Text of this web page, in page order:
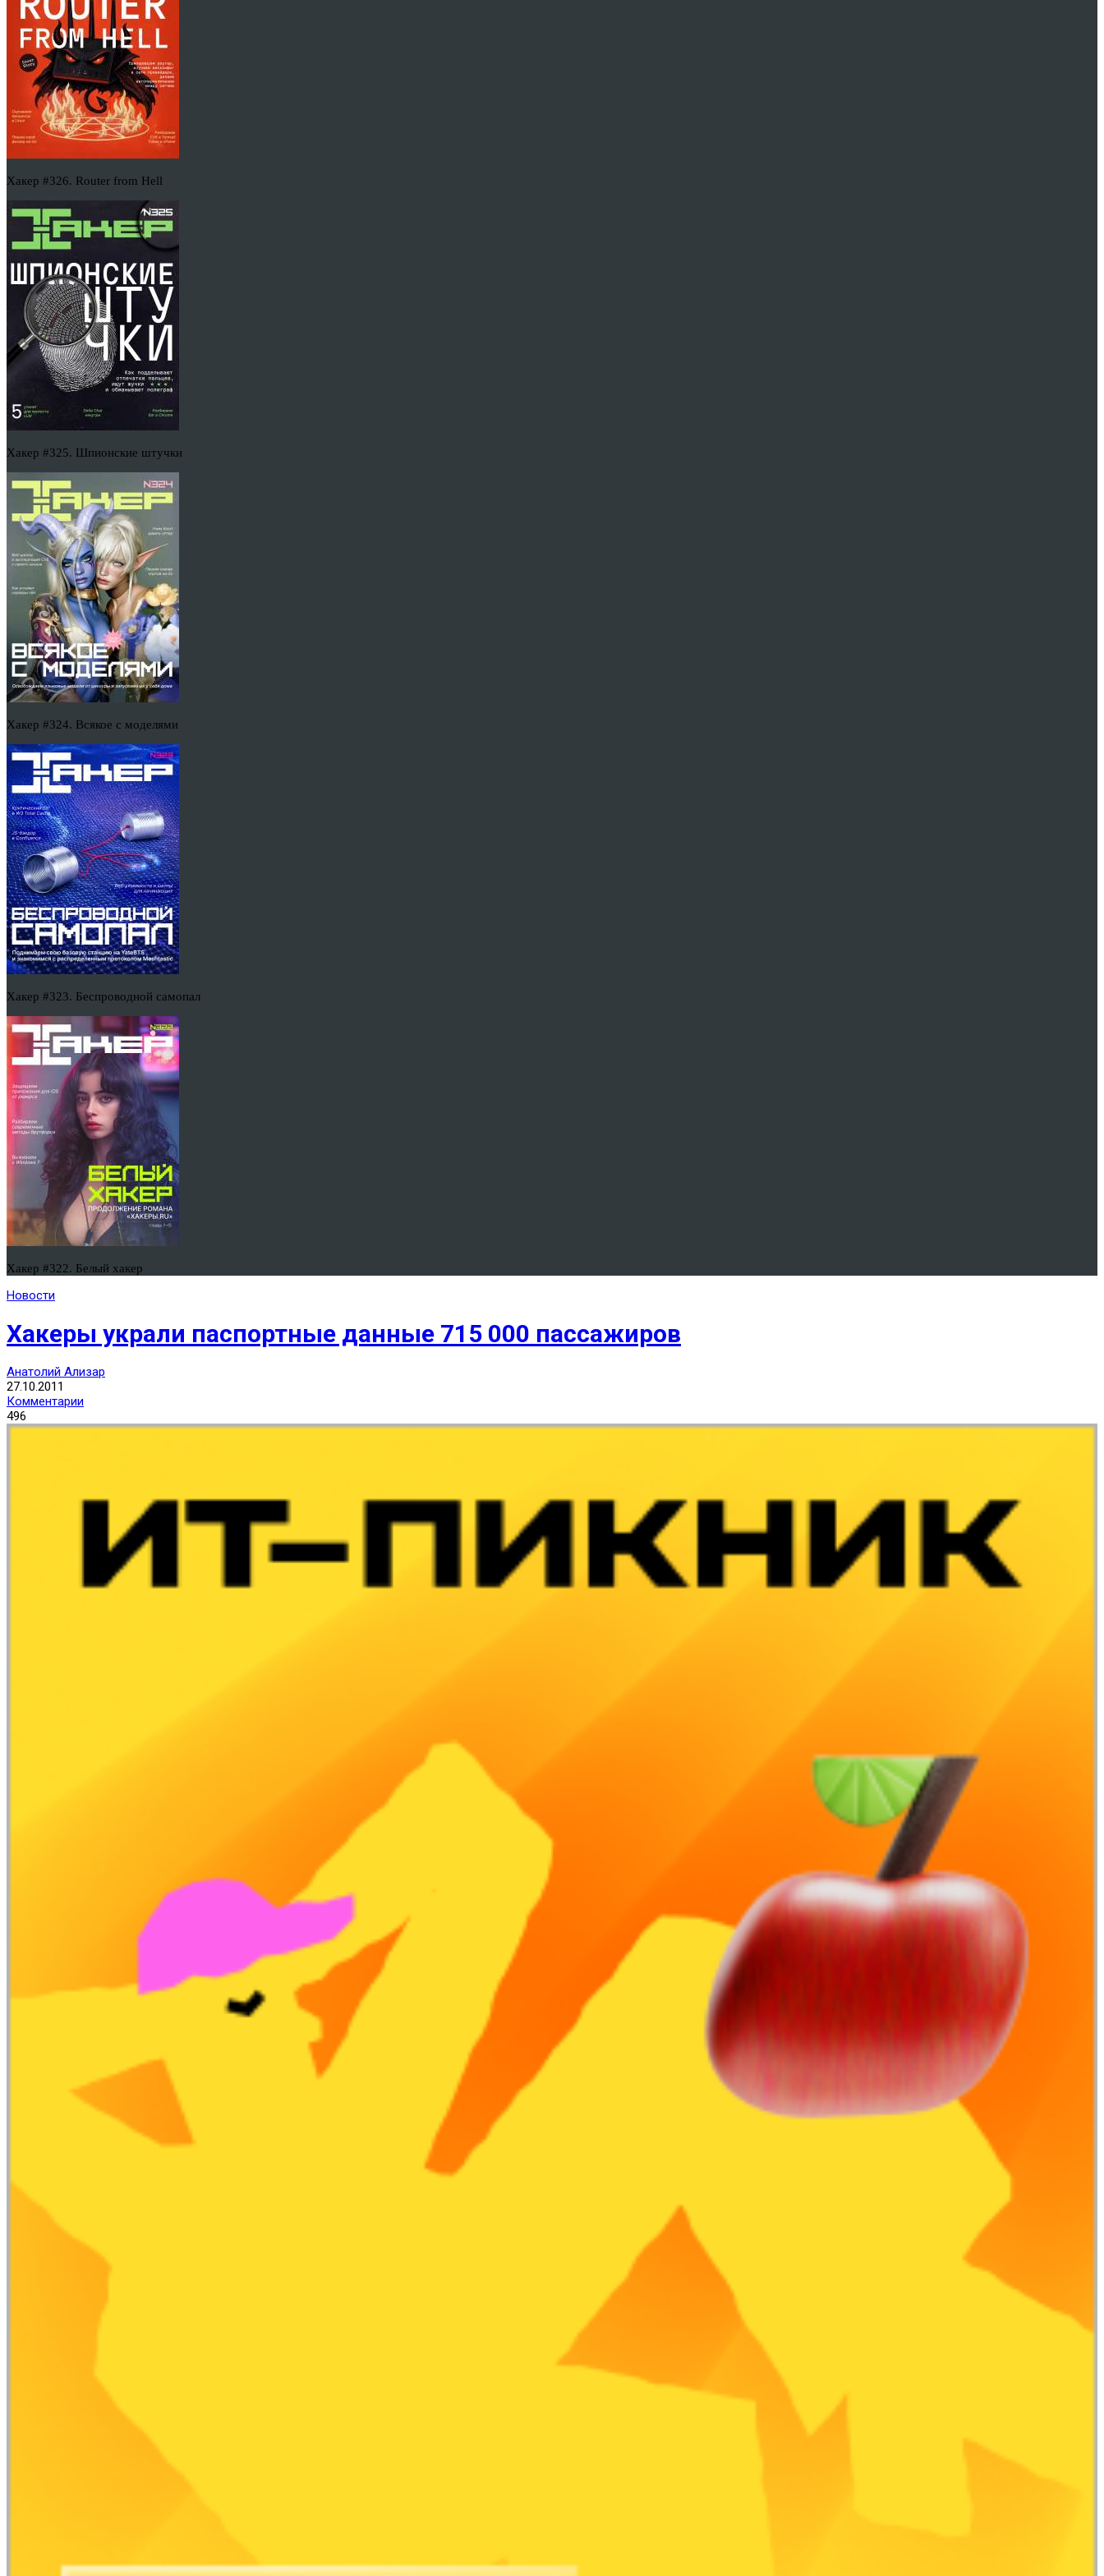
Хакер #326. Router from Hell
Хакер #325. Шпионские штучки
Хакер #324. Всякое с моделями
Хакер #323. Беспроводной самопал
Хакер #322. Белый хакер
Новости
Хакеры украли паспортные данные 715 000 пассажиров
Анатолий Ализар
27.10.2011
Комментарии
496